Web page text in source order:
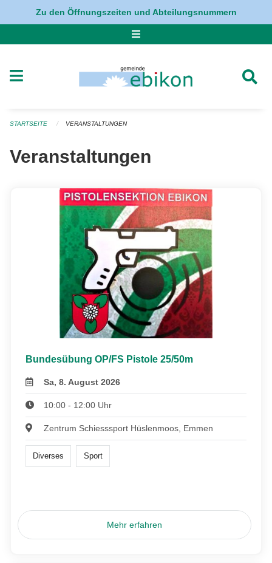
Navigation überspringen
Zu den Öffnungszeiten und Abteilungsnummern
STARTSEITE VERANSTALTUNGEN
Veranstaltungen
Bundesübung OP/FS Pistole 25/50m
Sa, 8. August 2026
10:00 - 12:00 Uhr
Zentrum Schiesssport Hüslenmoos, Emmen
Diverses Sport
Mehr erfahren